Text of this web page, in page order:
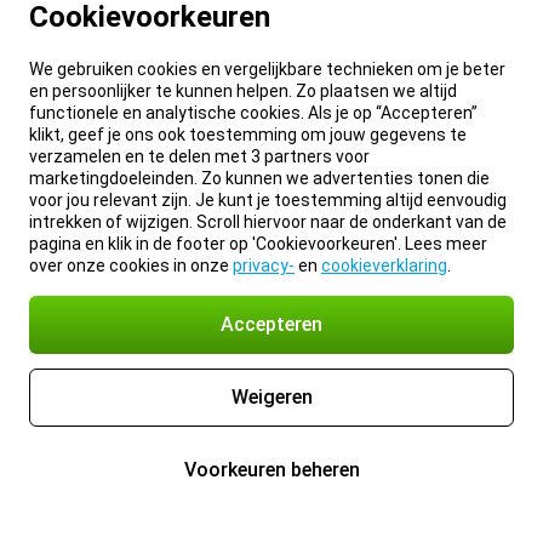
Cookievoorkeuren
We gebruiken cookies en vergelijkbare technieken om je beter
en persoonlijker te kunnen helpen. Zo plaatsen we altijd
functionele en analytische cookies. Als je op “Accepteren”
klikt, geef je ons ook toestemming om jouw gegevens te
verzamelen en te delen met 3 partners voor
marketingdoeleinden. Zo kunnen we advertenties tonen die
voor jou relevant zijn. Je kunt je toestemming altijd eenvoudig
intrekken of wijzigen. Scroll hiervoor naar de onderkant van de
pagina en klik in de footer op 'Cookievoorkeuren'. Lees meer
over onze cookies in onze privacy- en cookieverklaring
Accepteren
Weigeren
Voorkeuren beheren